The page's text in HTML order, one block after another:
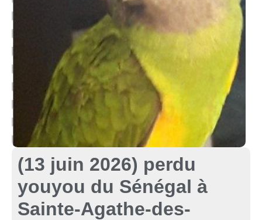
(13 juin 2026) perdu
youyou du Sénégal à
Sainte-Agathe-des-